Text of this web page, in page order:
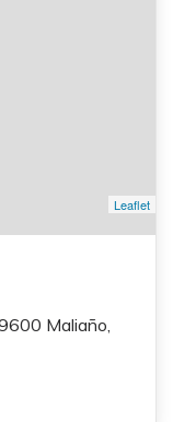
Leaflet
Maliaño,